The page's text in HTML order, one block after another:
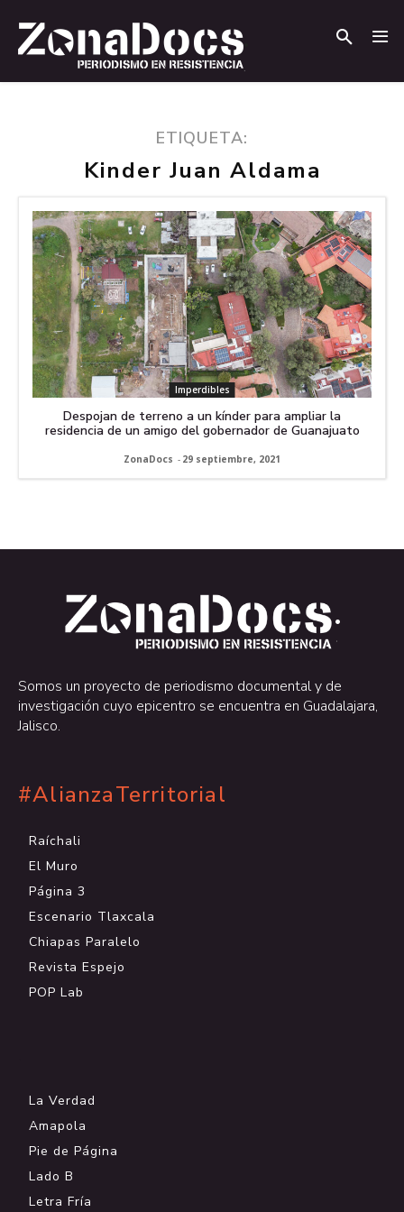
ETIQUETA:
Kinder Juan Aldama
Imperdibles
Despojan de terreno a un kínder para ampliar la
residencia de un amigo del gobernador de Guanajuato
ZonaDocs - 29 septiembre, 2021
.
.
Somos un proyecto de periodismo documental y de
investigación cuyo epicentro se encuentra en Guadalajara,
Jalisco.
#AlianzaTerritorial
Raíchali
El Muro
Página 3
Escenario Tlaxcala
Chiapas Paralelo
Revista Espejo
POP Lab
La Verdad
Amapola
Pie de Página
Lado B
Letra Fría